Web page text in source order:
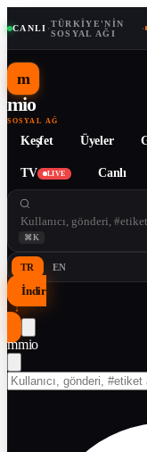
CANLI ·TÜRKIYE'NIN
SOSYAL AĞI
·
m
mio
SOSYAL AĞ
Keşfet Üyeler
TV LIVE Canlı
⌘K
TR EN
İndir
↓
mmio